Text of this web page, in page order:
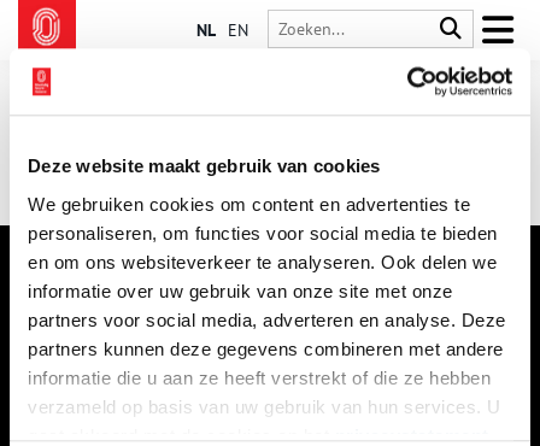
Deze website maakt gebruik van cookies
We gebruiken cookies om content en advertenties te
personaliseren, om functies voor social media te bieden
en om ons websiteverkeer te analyseren. Ook delen we
informatie over uw gebruik van onze site met onze
partners voor social media, adverteren en analyse. Deze
partners kunnen deze gegevens combineren met andere
informatie die u aan ze heeft verstrekt of die ze hebben
verzameld op basis van uw gebruik van hun services. U
NL EN
VERHALEN
NIEUWS
KALENDER